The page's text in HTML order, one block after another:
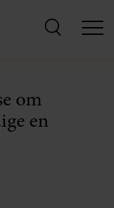
om
en